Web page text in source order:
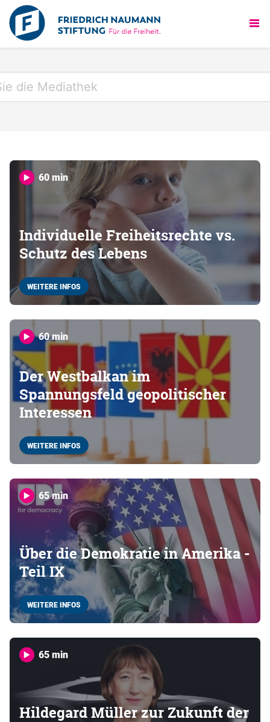
60 min
Individuelle Freiheitsrechte vs.
Schutz des Lebens
WEITERE INFOS
60 min
Der Westbalkan im
Spannungsfeld geopolitischer
Interessen
WEITERE INFOS
65 min
Über die Demokratie in Amerika -
Teil IX
WEITERE INFOS
65 min
Hildegard Müller zur Zukunft der